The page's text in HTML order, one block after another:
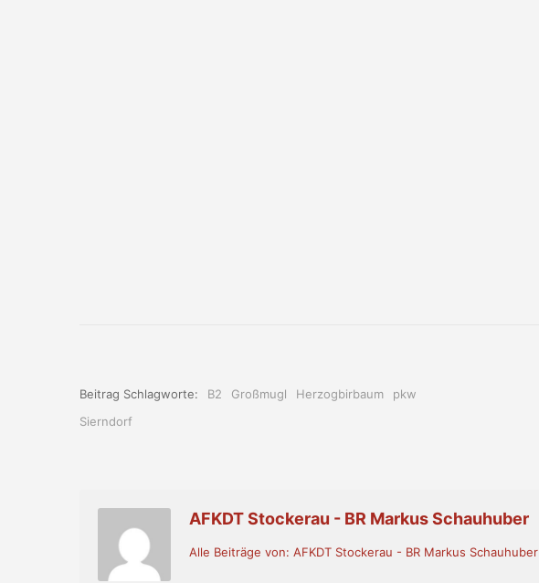
Beitrag Schlagworte: B2 Großmugl Herzogbirbaum
pkw
Sierndorf
AFKDT Stockerau - BR Markus Schauhuber
Alle Beiträge von: AFKDT Stockerau - BR Markus Schauhuber